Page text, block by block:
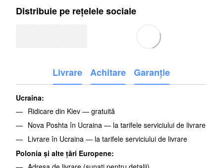
Distribuie pe rețelele sociale
Livrare Achitare Garanție
Ucraina:
Ridicare din Kiev — gratuită
Nova Poshta în Ucraina — la tarifele serviciului de livrare
Livrare în Ucraina — la tarifele serviciului de livrare
Polonia și alte țări Europene: